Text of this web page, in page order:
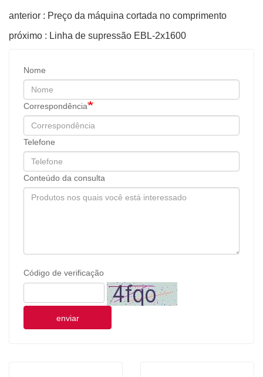
anterior : Preço da máquina cortada no comprimento
próximo : Linha de supressão EBL-2x1600
Nome
Correspondência
Telefone
Conteúdo da consulta
Código de verificação
enviar